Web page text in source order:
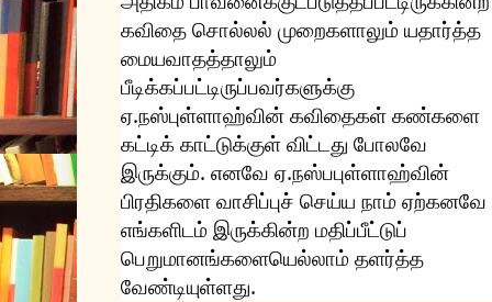
கவிதை சொல்லல் முறைகளாலும் யதார்த்த
மையவாதத்தாலும்
பீடிக்கப்பட்டிருப்பவர்களுக்கு
ஏ.நஸ்புள்ளாஹ்வின் கவிதைகள் கண்களை
கட்டிக் காட்டுக்குள் விட்டது போலவே
இருக்கும். எனவே ஏ.நஸ்பபுள்ளாஹ்வின்
பிரதிகளை வாசிப்புச் செய்ய நாம் ஏற்கனவே
எங்களிடம் இருக்கின்ற மதிப்பீட்டுப்
பெறுமானங்களையெல்லாம் தளர்த்த
வேண்டியுள்ளது.